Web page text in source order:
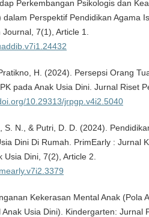
Perkembangan Psikologis dan
Perspektif Pendidikan Agama
7(1), Article 1.
H. (2024). Persepsi Orang
pada Anak Usia Dini. Jurnal Riset
10.29313/jrpgp.v4i2.5040
S. N., & Putri, D. D. (2024).
Dini Di Rumah. PrimEarly : Jurnal
Dini, 7(2), Article 2.
Kekerasan Mental Anak (Pola
Usia Dini). Kindergarten: Jurnal